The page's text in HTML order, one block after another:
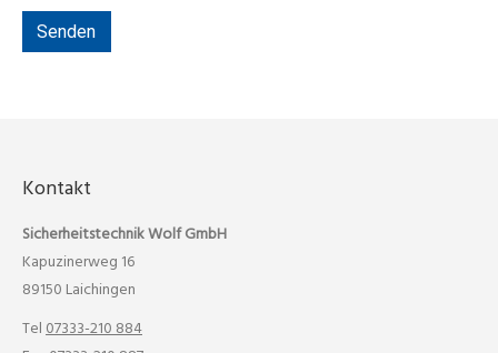
Kontakt
Sicherheitstechnik Wolf GmbH
Kapuzinerweg 16
89150 Laichingen
Tel07333-210 884